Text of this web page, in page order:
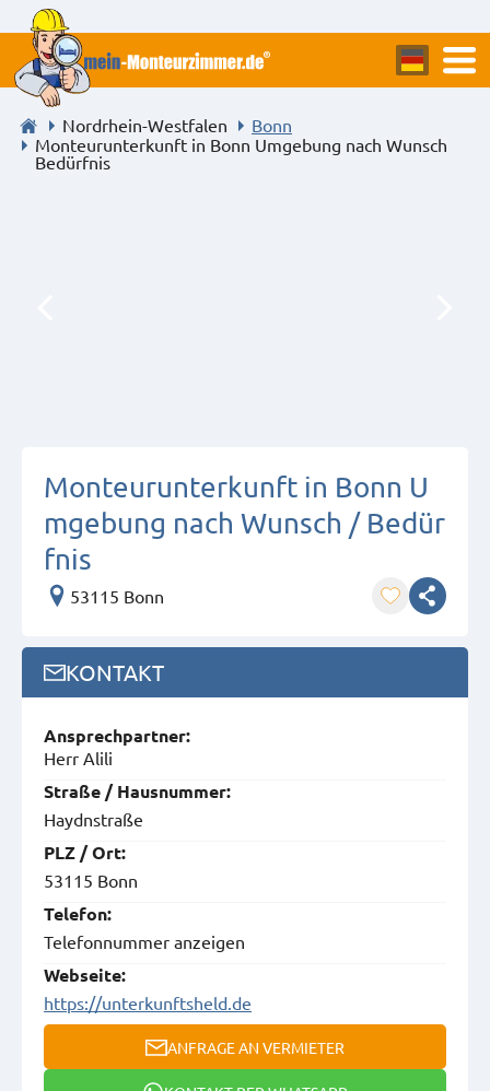
Nordrhein-Westfalen
Bonn
Monteurunterkunft in Bonn Umgebung nach Wunsch
Bedürfnis
Monteurunterkunft in Bonn U
mgebung nach Wunsch / Bedür
fnis
53115 Bonn
KONTAKT
Ansprech­partner:
Herr Alili
Straße / Hausnummer:
Haydnstraße
PLZ / Ort:
53115 Bonn
Telefon:
Telefonnummer anzeigen
Webseite:
https://unterkunftsheld.de
ANFRAGE AN VERMIETER